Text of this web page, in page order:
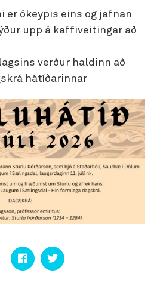
er ókeypis eins og jafnan
upp á kaffiveitingar að
verður haldinn að
hátíðarinnar